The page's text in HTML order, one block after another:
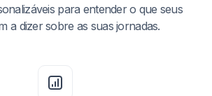
para entender o que seus
a dizer sobre as suas jornadas.